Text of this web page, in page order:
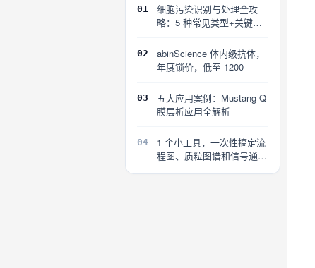
01
细胞污染识别与处理全攻
略：5 种常见类型+关键误
02
abinScience 体内级抗体，
年度锁价，低至 1200
03
五大应用案例：Mustang Q
膜层析应用全解析
04
1 个小工具，一次性搞定流
程图、质粒图谱和信号通路